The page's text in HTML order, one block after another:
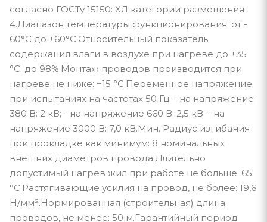
согласно ГОСТу 15150: ХЛ категории размещения
4.Диапазон температуры функционирования: от -
60°С до +60°С.Относительный показатель
содержания влаги в воздухе при нагреве до +35
°С: до 98%.Монтаж проводов производится при
нагреве не ниже: −15 °С.Переменное напряжение
при испытаниях на частотах 50 Гц: - на напряжение
380 В: 2 кВ; - на напряжение 660 В: 2,5 кВ; - на
напряжение 3000 В: 7,0 кВ.Мин. Радиус изгибания
при прокладке как минимум: 8 номинальных
внешних диаметров провода.Длительно
допустимый нагрев жил при работе не больше: 65
°С.Растягивающие усилия на провод, не более: 19,6
Н/мм².Нормированная (строительная) длина
проводов, не менее: 50 м.Гарантийный период